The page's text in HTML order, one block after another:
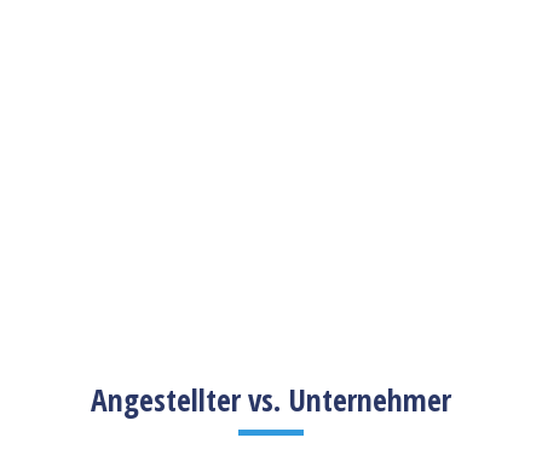
Angestellter vs. Unternehmer